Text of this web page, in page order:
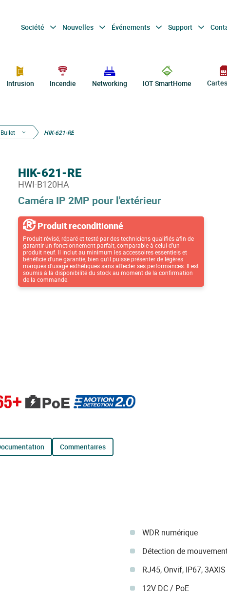
Société Nouvelles Événements Support
Intrusion Incendie Networking IOT SmartHome
Bullet HIK-621-RE
Caméra IP 2MP pour l'extérieur
HIK-621-RE
HWI-B120HA
Produit reconditionné
Produit révisé, réparé et testé par des techniciens qualifiés afin de
garantir un fonctionnement parfait, comparable à celui d’un
produit neuf. Il inclut au minimum les accessoires essentiels et
bénéficie d’une garantie, bien qu’il puisse présenter de légères
marques d’usage esthétiques sans affecter ses performances. Il est
soumis à la disponibilité du stock au moment de la confirmation
de la commande.
documentation commentaires
WDR numérique
Détection de
RJ45, Onvif, IP67, 3AXIS
12V DC / PoE